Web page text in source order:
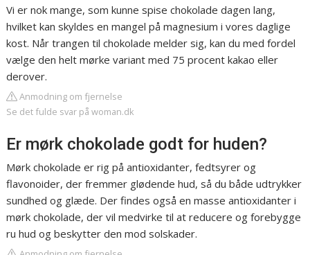
Vi er nok mange, som kunne spise chokolade dagen lang,
hvilket kan skyldes en mangel på magnesium i vores daglige
kost. Når trangen til chokolade melder sig, kan du med fordel
vælge den helt mørke variant med 75 procent kakao eller
derover.
Anmodning om fjernelse
Se det fulde svar på woman.dk
Er mørk chokolade godt for huden?
Mørk chokolade er rig på antioxidanter, fedtsyrer og
flavonoider, der fremmer glødende hud, så du både udtrykker
sundhed og glæde. Der findes også en masse antioxidanter i
mørk chokolade, der vil medvirke til at reducere og forebygge
ru hud og beskytter den mod solskader.